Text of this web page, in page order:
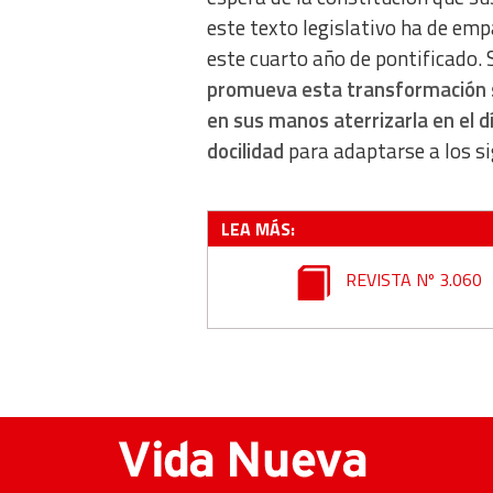
este texto legislativo ha de
este cuarto año de pontificado.
promueva esta
en sus manos aterrizarla en el
docilidad para adaptarse a los
LEA MÁS:
REVISTA Nº 3.060